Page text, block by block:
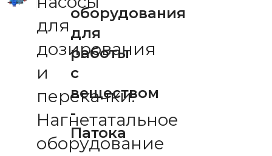
для
дозирования
и
перекачки.
Нагнетатальное
оборудование
оборудования
для
работы
с
веществом
-
Патока